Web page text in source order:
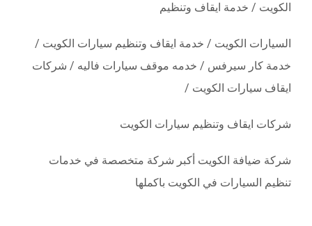
الكويت / خدمة ايقاف وتنظيم
السيارات الكويت / خدمة ايقاف وتنظيم سيارات الكويت /
خدمة كار سيرفس / خدمه موقف سيارات فاليه / شركات
ايقاف سيارات الكويت /
شركات ايقاف وتنظيم سيارات الكويت
شركة ضيافة الكويت أكبر شركة متخصصة في خدمات
تنظيم السيارات في الكويت باكملها